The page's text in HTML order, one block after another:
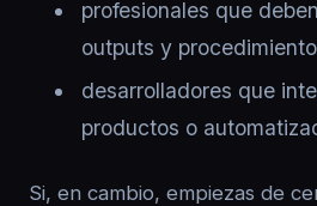
profesionales que
outputs y
desarrolladores que
productos o
Si, en cambio, empiezas de